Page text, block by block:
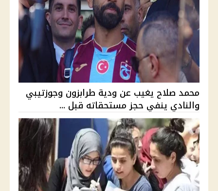
محمد صلاح يغيب عن ودية طرابزون وجوزتيبي
والنادي ينفي حجز مستحقاته قبل ...